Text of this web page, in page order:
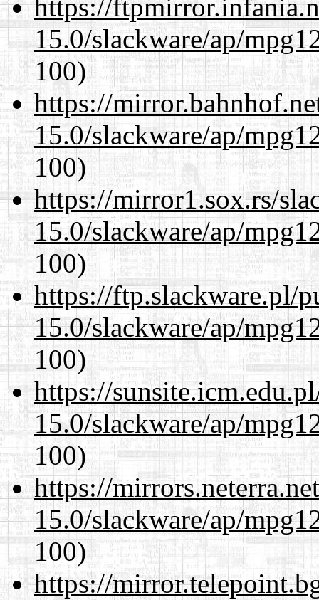
https://
15.0/slackware/ap/
100)
https://
15.0/slackware/ap/
100)
https://mirror1.sox.rs/
15.0/slackware/ap/
100)
https://ftp.slackware.pl/
15.0/slackware/ap/
100)
https://
15.0/slackware/ap/
100)
https://
15.0/slackware/ap/
100)
https://